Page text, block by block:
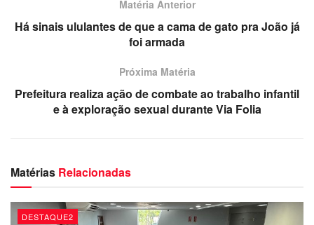
Matéria Anterior
Há sinais ululantes de que a cama de gato pra João já
foi armada
Próxima Matéria
Prefeitura realiza ação de combate ao trabalho infantil
e à exploração sexual durante Via Folia
Matérias Relacionadas
DESTAQUE2